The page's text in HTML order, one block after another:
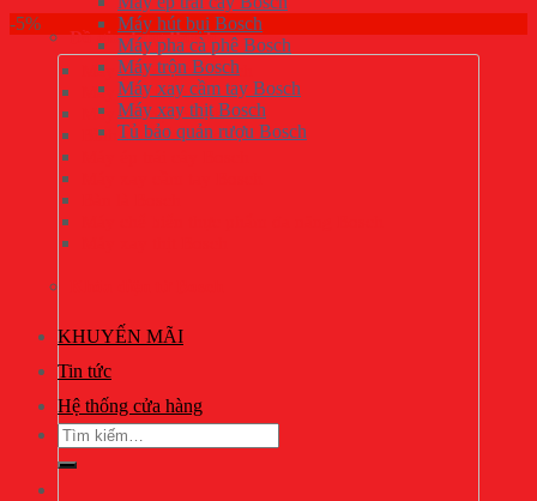
Đồ gia dụng Bosch
Máy pha cà phê Bosch
Máy trộn Bosch
Máy hút bụi Bosch
Bình siêu tốc Bosch
KHUYẾN MÃI
Tin tức
Hệ thống cửa hàng
Tìm
kiếm:
Máy hút bụi Bosch
Máy pha cà phê Bosch
Máy trộn Bosch
Máy xay cầm tay Bosch
Máy xay thịt Bosch
Tủ bảo quản rượu Bosch
-5%